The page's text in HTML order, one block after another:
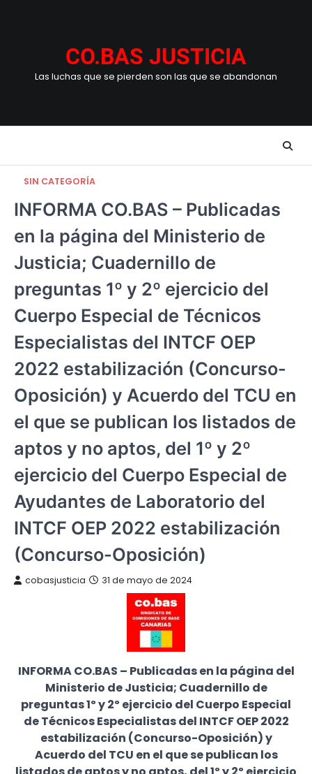
CO.BAS JUSTICIA
Las luchas que se pierden son las que se abandonan
SIN CATEGORÍA
INFORMA CO.BAS – Publicadas
en la página del Ministerio de
Justicia; Cuadernillo de
preguntas 1º y 2º ejercicio del
Cuerpo Especial de Técnicos
Especialistas del INTCF OEP
2022 estabilización (Concurso-
Oposición) y Acuerdo del TCU en
el que se publican los listados de
aptos y no aptos, del 1º y 2º
ejercicio del Cuerpo Especial de
Ayudantes de Laboratorio del
INTCF OEP 2022 estabilización
(Concurso-Oposición)
cobasjusticia 31 de mayo de 2024
INFORMA CO.BAS – Publicadas en la página del
Ministerio de Justicia; Cuadernillo de
preguntas 1º y 2º ejercicio del Cuerpo Especial
de Técnicos Especialistas del INTCF OEP 2022
estabilización (Concurso-Oposición) y
Acuerdo del TCU en el que se publican los